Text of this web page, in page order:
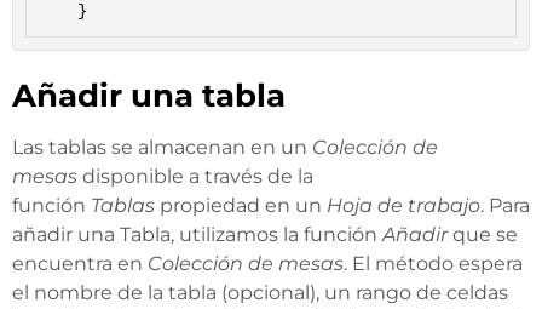
Añadir una tabla
Las tablas se almacenan en un Colección de
mesas disponible a través de la
función Tablas propiedad en un Hoja de trabajo. Para
añadir una Tabla, utilizamos la funciónAñadirque se
encuentra en Colección de mesas. El método espera
el nombre de la tabla (opcional), un rango de celdas